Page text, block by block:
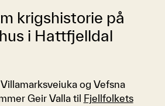
krigshistorie på
i Hattfjelldal
Villamarksveiuka og Vefsna
Geir Valla til
Fjellfolkets